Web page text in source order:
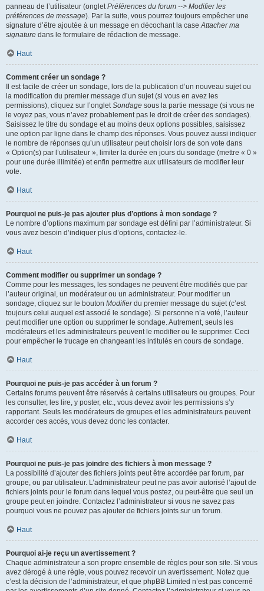
panneau de l’utilisateur (ongletPréférences du forum --> Modifier les
préférences de message). Par la suite, vous pourrez toujours empêcher une
signature d’être ajoutée à un message en décochant la caseAttacher ma
signature dans le formulaire de rédaction de message.
Haut
Comment créer un sondage ?
Il est facile de créer un sondage, lors de la publication d’un nouveau sujet ou
la modification du premier message d’un sujet (si vous en avez les
permissions), cliquez sur l’ongletSondage sous la partie message (si vous ne
le voyez pas, vous n’avez probablement pas le droit de créer des sondages).
Saisissez le titre du sondage et au moins deux options possibles, saisissez
une option par ligne dans le champ des réponses. Vous pouvez aussi indiquer
le nombre de réponses qu’un utilisateur peut choisir lors de son vote dans
« Option(s) par l’utilisateur », limiter la durée en jours du sondage (mettre « 0 »
pour une durée illimitée) et enfin permettre aux utilisateurs de modifier leur
vote.
Haut
Pourquoi ne puis-je pas ajouter plus d’options à mon sondage ?
Le nombre d’options maximum par sondage est défini par l’administrateur. Si
vous avez besoin d’indiquer plus d’options, contactez-le.
Haut
Comment modifier ou supprimer un sondage ?
Comme pour les messages, les sondages ne peuvent être modifiés que par
l’auteur original, un modérateur ou un administrateur. Pour modifier un
sondage, cliquez sur le bouton Modifierdu premier message du sujet (c’est
toujours celui auquel est associé le sondage). Si personne n’a voté, l’auteur
peut modifier une option ou supprimer le sondage. Autrement, seuls les
modérateurs et les administrateurs peuvent le modifier ou le supprimer. Ceci
pour empêcher le trucage en changeant les intitulés en cours de sondage.
Haut
Pourquoi ne puis-je pas accéder à un forum ?
Certains forums peuvent être réservés à certains utilisateurs ou groupes. Pour
les consulter, les lire, y poster, etc., vous devez avoir les permissions s’y
rapportant. Seuls les modérateurs de groupes et les administrateurs peuvent
accorder ces accès, vous devez donc les contacter.
Haut
Pourquoi ne puis-je pas joindre des fichiers à mon message ?
La possibilité d’ajouter des fichiers joints peut être accordée par forum, par
groupe, ou par utilisateur. L’administrateur peut ne pas avoir autorisé l’ajout de
fichiers joints pour le forum dans lequel vous postez, ou peut-être que seul un
groupe peut en joindre. Contactez l’administrateur si vous ne savez pas
pourquoi vous ne pouvez pas ajouter de fichiers joints sur un forum.
Haut
Pourquoi ai-je reçu un avertissement ?
Chaque administrateur a son propre ensemble de règles pour son site. Si vous
avez dérogé à une règle, vous pouvez recevoir un avertissement. Notez que
c’est la décision de l’administrateur, et que phpBB Limited n’est pas concerné